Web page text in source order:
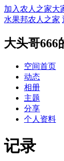
加入农人之家大
水果邦农人之家
大头哥666
空间首页
动态
相册
主题
分享
个人资料
记录